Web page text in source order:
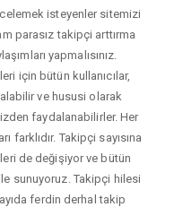
isteyenler sitemizi
parasız takipçi arttırma
yapmalısınız.
için bütün kullanıcılar,
ve hususi olarak
faydalanabilirler. Her
Takipçi sayısına
de değişiyor ve bütün
sunuyoruz. Takipçi hilesi
ferdin derhal takip